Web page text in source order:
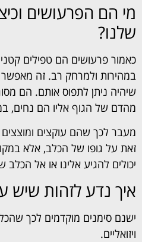
מי הם הפרעושים
שלנו?
כאמור פרעושים הם טפילים
במהירות ולמרחק רב. זה מאפשר
שיהיה ניתן לתפוס אותם. הם
מהדם של הגוף אליו הם נחים,
מעבר לכך שהם עוקצים
זאת על גופו של הכלב, אלא
יכולים להגיע אלינו או אל
איך נדע לזהות שיש
ישנם סימנים מוקדמים לכך
ויזואליים.